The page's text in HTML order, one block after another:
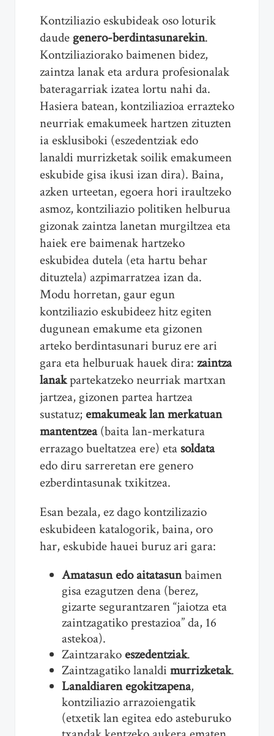
Kontziliazio eskubideak oso loturik
daude genero-berdintasunarekin.
Kontziliaziorako baimenen bidez,
zaintza lanak eta ardura profesionalak
bateragarriak izatea lortu nahi da.
Hasiera batean, kontziliazioa errazteko
neurriak emakumeek hartzen zituzten
ia esklusiboki (eszedentziak edo
lanaldi murrizketak soilik emakumeen
eskubide gisa ikusi izan dira). Baina,
azken urteetan, egoera hori iraultzeko
asmoz, kontziliazio politiken helburua
gizonak zaintza lanetan murgiltzea eta
haiek ere baimenak hartzeko
eskubidea dutela (eta hartu behar
dituztela) azpimarratzea izan da.
Modu horretan, gaur egun
kontziliazio eskubideez hitz egiten
dugunean emakume eta gizonen
arteko berdintasunari buruz ere ari
gara eta helburuak hauek dira: zaintza
lanakpartekatzeko neurriak martxan
jartzea, gizonen partea hartzea
sustatuz; emakumeak lan merkatuan
mantentzea(baita lan-merkatura
errazago bueltatzea ere) etasoldata
edo diru sarreretan ere genero
ezberdintasunak txikitzea.
Esan bezala, ez dago kontzilizazio
eskubideen katalogorik, baina, oro
har, eskubide hauei buruz ari gara:
Amatasun edo aitatasunbaimen
gisa ezagutzen dena (berez,
gizarte segurantzaren “jaiotza eta
zaintzagatiko prestazioa” da, 16
astekoa).
Zaintzarakoeszedentziak.
Zaintzagatiko lanaldi murrizketak.
Lanaldiaren egokitzapena,
kontziliazio arrazoiengatik
(etxetik lan egitea edo asteburuko